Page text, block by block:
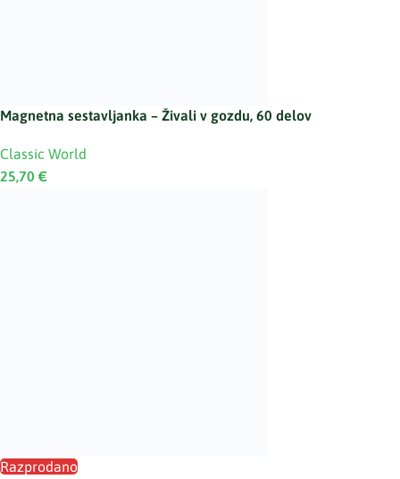
Magnetna sestavljanka – Živali v gozdu, 60 delov
Classic World
25,70 €
Razprodano